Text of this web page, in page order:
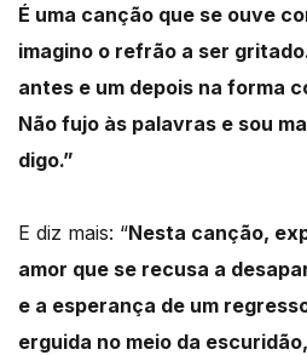
É uma canção que se ouve
imagino o refrão a ser
antes e um depois na forma
Não fujo às palavras e sou
digo.”
E diz mais: “Nesta canção,
amor que se recusa a
e a esperança de um
erguida no meio da